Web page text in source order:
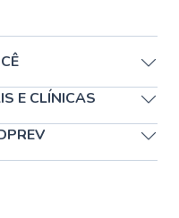
E CLÍNICAS